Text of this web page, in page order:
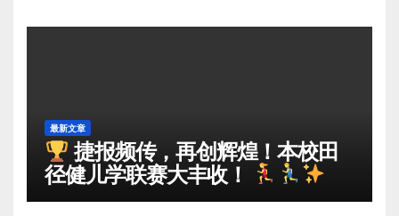
最新文章
捷报频传，再创辉煌！本校田
径健儿学联赛大丰收！